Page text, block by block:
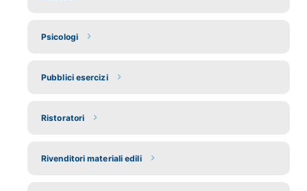
Psicologi
Pubblici esercizi
Ristoratori
Rivenditori materiali edili